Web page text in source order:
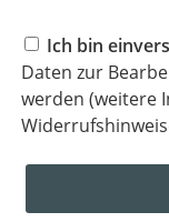
Ich bin
Daten zur
werden (weitere